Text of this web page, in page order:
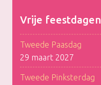
Vrije feestdagen
Tweede Paasdag
29 maart 2027
Tweede Pinksterdag